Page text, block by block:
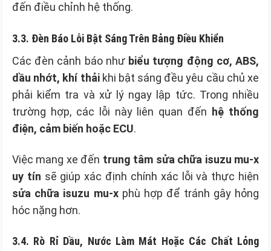
đến điều chỉnh hệ thống.
3.3. Đèn Báo Lỗi Bật Sáng Trên Bảng Điều Khiển
Các đèn cảnh báo như biểu tượng động cơ, ABS,
dầu nhớt, khí thảikhi bật sáng đều yêu cầu chủ xe
phải kiểm tra và xử lý ngay lập tức. Trong nhiều
trường hợp, các lỗi này liên quan đến hệ thống
điện, cảm biến hoặc ECU.
Việc mang xe đến trung tâm sửa chữa isuzu mu-x
uy tín sẽ giúp xác định chính xác lỗi và thực hiện
sửa chữa isuzu mu-xphù hợp để tránh gây hỏng
hóc nặng hơn.
3.4. Rò Rỉ Dầu, Nước Làm Mát Hoặc Các Chất Lỏng